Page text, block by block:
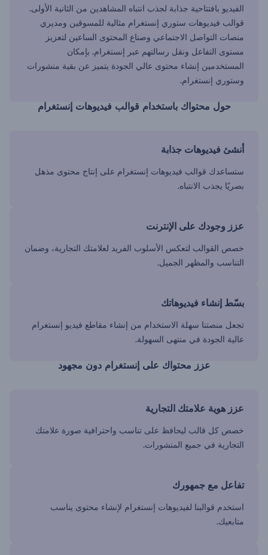
الفيديو بافتتاحية جذابة لجذب انتباه المشاهدين من الثانية الأولى.
قوالب فيديوهات ستوري إنستغرام مثالية للمسوقين ومديري
منصات التواصل الاجتماعي وصناع المحتوى الساعين لتعزيز
مستوى التفاعل ونقل رسالتهم عبر إنستغرام. بإمكان
المستخدمين إنشاء محتوى عالي الجودة يتميز عن بقية منشورات
وستوري إنستغرام.
حول محتواك باستخدام قوالب فيديوهات إنستغرام
أنشئ فيديوهات جذابة
ستساعدك قوالب فيديوهات إنستغرام على إنتاج محتوى مذهل
بصريًا يجذب الانتباه.
عزز وجودك على الإنترنت
خصص القوالب لتعكس الأسلوب الفريد لعلامتك التجارية، وضمان
التناسب والمظهر الجميل.
بسّط إنشاء فيديوهاتك
تجعل منصتنا سهلة الاستخدام من إنشاء مقاطع فيديو إنستغرام
عالية الجودة في منتهى السهولة.
عزز محتواك على إنستغرام دون مجهود
عزز هوية علامتك التجارية
خصص كل قالب ليحافظ على تناسب واحترافية صورة علامتك
التجارية في جميع المنشورات.
تفاعل مع جمهورك
استخدم قوالبنا لفيديوهات إنستغرام لإنشاء محتوى يناسب
متابعيك.